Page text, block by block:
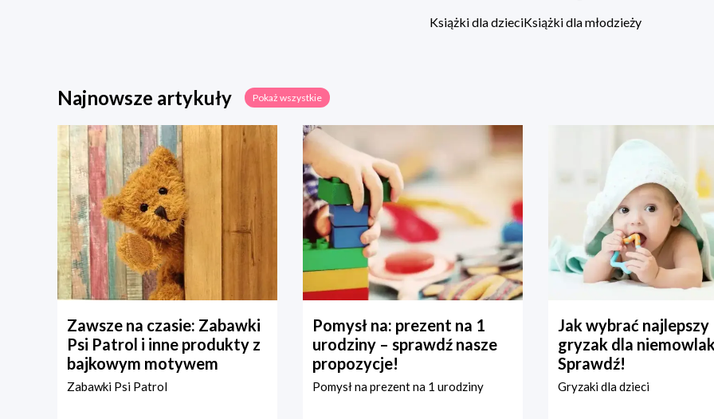
Książki dla dzieciKsiążki dla młodzieży
Najnowsze artykuły Pokaż wszystkie
Zawsze na czasie: Zabawki
Psi Patrol i inne produkty z
bajkowym motywem
Zabawki Psi Patrol
Pomysł na: prezent na 1
urodziny – sprawdź nasze
propozycje!
Pomysł na prezent na 1 urodziny
Jak wybrać najlepszy
gryzak dla
Sprawdź!
Gryzaki dla dzieci